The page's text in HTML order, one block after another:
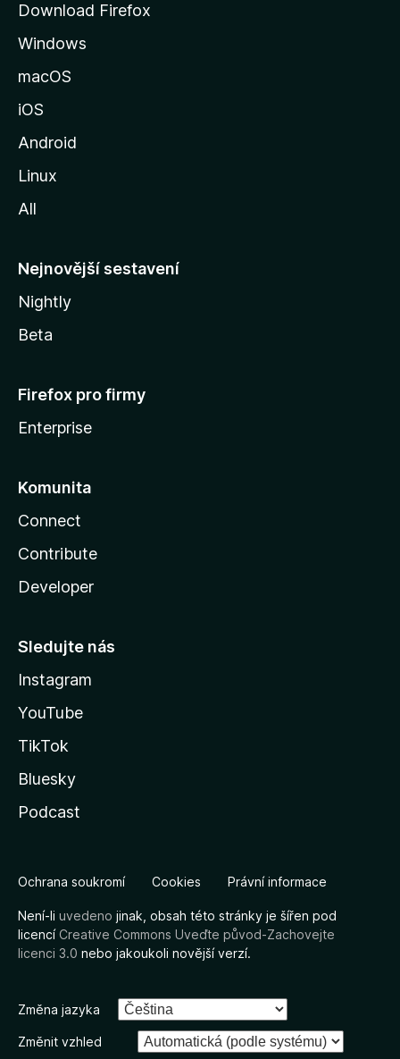
á
n
M
o
l
y
Download Firefox
Windows
macOS
iOS
Android
Linux
All
Nejnovější sestavení
Nightly
Beta
Firefox pro firmy
Enterprise
Komunita
Connect
Contribute
Developer
Sledujte nás
Instagram
YouTube
TikTok
Bluesky
Podcast
Ochrana soukromí Cookies Právní informace
Není-li uvedeno jinak, obsah této stránky je šířen pod
licencíCreative Commons Uveďte původ-Zachovejte
licenci 3.0 nebo jakoukoli novější verzí.
Změna jazyka
Změnit vzhled